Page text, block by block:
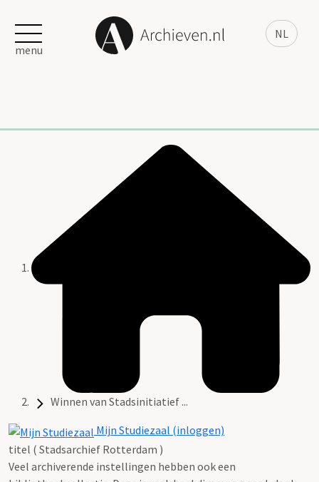
NL
menu
Winnen van Stadsinitiatief ...
Mijn Studiezaal (inloggen)
titel ( Stadsarchief Rotterdam )
Veel archiverende instellingen hebben ook een